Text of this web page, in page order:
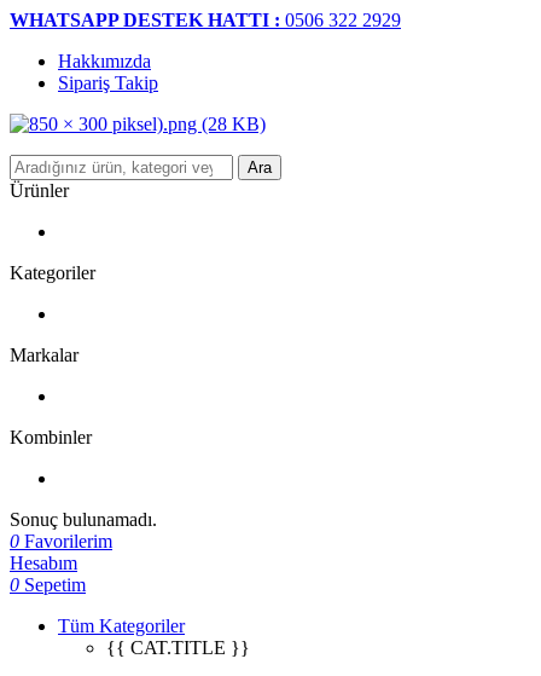
WHATSAPP DESTEK HATTI : 0506 322 2929
Hakkımızda
Sipariş Takip
Ara
Ürünler
Kategoriler
Markalar
Kombinler
Sonuç bulunamadı.
0 Favorilerim
Hesabım
0 Sepetim
Tüm Kategoriler
{{ CAT.TITLE }}